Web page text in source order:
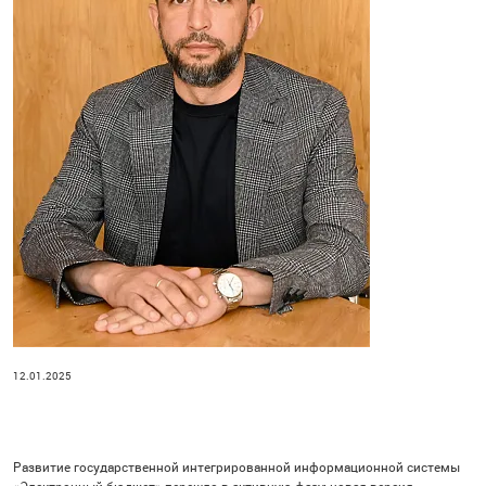
12.01.2025
Развитие государственной интегрированной информационной системы